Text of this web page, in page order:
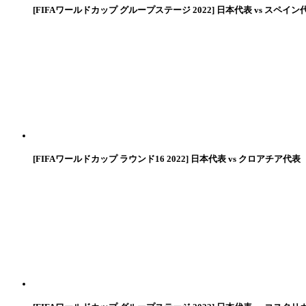
[FIFAワールドカップ グループステージ 2022] 日本代表 vs スペイン
[FIFAワールドカップ ラウンド16 2022] 日本代表 vs クロアチア代表